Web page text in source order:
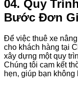
04. Quy
Bước Đơn
Để việc thuê xe
cho khách hàng tại
xây dựng một quy
Chúng tôi cam kết
hẹn, giúp bạn